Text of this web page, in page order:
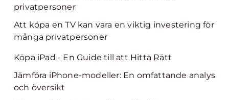
privatpersoner
Att köpa en TV kan vara en viktig investering för
många privatpersoner
Köpa iPad - En Guide till att Hitta Rätt
Jämföra iPhone-modeller: En omfattande analys
och översikt